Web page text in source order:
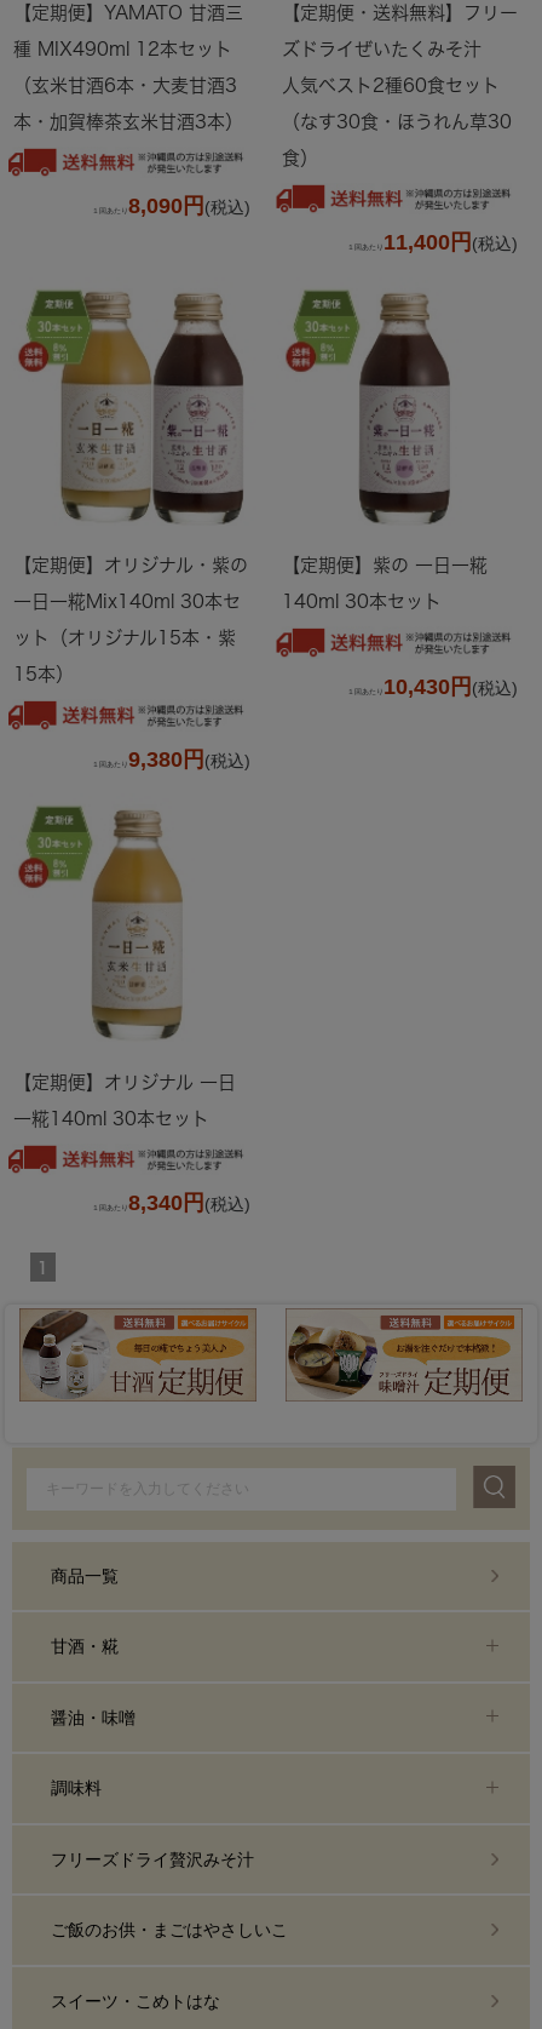
【定期便】YAMATO 甘酒三
種 MIX490ml 12本セット
（玄米甘酒6本・大麦甘酒3
本・加賀棒茶玄米甘酒3本）
１回あたり8,090円 (税込)
【定期便・送料無料】フリー
ズドライぜいたくみそ汁
人気ベスト2種60食セット
（なす30食・ほうれん草30
食）
１回あたり 11,400円 (税込)
【定期便】オリジナル・紫の
一日一糀Mix140ml 30本セ
ット（オリジナル15本・紫
15本）
１回あたり9,380円 (税込)
【定期便】紫の 一日一糀
140ml 30本セット
１回あたり 10,430円 (税込)
【定期便】オリジナル 一日
一糀140ml 30本セット
１回あたり8,340円 (税込)
商品一覧
甘酒・糀
醤油・味噌
調味料
フリーズドライ贅沢みそ汁
ご飯のお供・まごはやさしいこ
スイーツ・こめトはな